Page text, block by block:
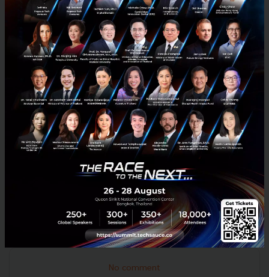
ภาคส่วน โดยเฉพาะสิ่งที่เราขาย เราเน้นมาตรฐานของ
อาหารที่ต้องพัฒนาให้ดีขึ้นอยู่เสมอนี่อาจเป็นส่วนหนึ่งที่
ทำให้ลูกค้ายอมรับแบรนด์ใหม่ๆ ของเราได้อย่างรวดเร็ว
เพราะเรารักษาคุณภาพของ อาหาร แบรนด์ของเรา ถึงเเม้
เราจะเจอกับช่วงวิกฤตอีกส่วนหนึ่งที่เรามองว่าคือสิ่งที่ขับ
เคลื่อนความสำเร็จ คือ บุคคลากรในทุกภาคส่วนซึ่งเราต้อ
งดูเเลเขาให้ดีถึงเเม้เราจะเจอวิกฤตเราไม่ควรทิ้งใครไว้ข้าง
หลัง สิ่งสำคัญที่จะทำให้เราผ่านอุปสรรคได้สิ่งสำคัญคือ
คนในองค์กรที่ต้องทำงานร่วมกันเป็นทีม และอีกส่วนที่
สำคัญคือการปรับตัวให้เร็วและการวางรากฐานของระบบ
ในองค์กรเราต้องมองหาเทคโนโลยีหรือเเนวทางดีๆ มา
ปรับใช้เพื่อให้การจัดการภายในดีขึ้น
financial
No comment